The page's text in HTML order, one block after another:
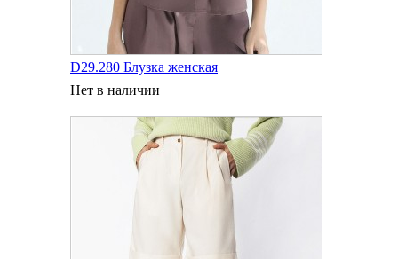
D29.280 Блузка женская
Нет в наличии